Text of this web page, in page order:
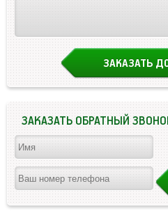
ЗАКАЗАТЬ ОБРАТНЫЙ